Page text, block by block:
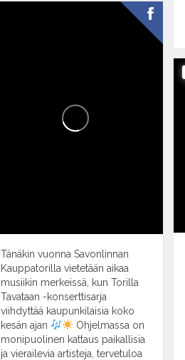
Tänäkin vuonna Savonlinnan
Kauppatorilla vietetään aikaa
musiikin merkeissä, kun Torilla
Tavataan -konserttisarja
viihdyttää kaupunkilaisia koko
kesän ajan
Ohjelmassa on
monipuolinen kattaus paikallisia
ja vierailevia artisteja, tervetuloa